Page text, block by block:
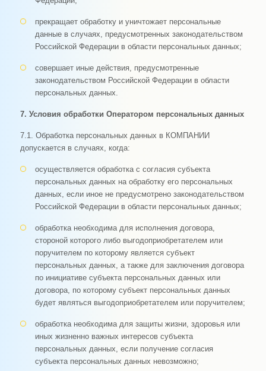
прекращает обработку и уничтожает персональные
данные в случаях, предусмотренных законодательством
Российской Федерации в области персональных данных;
совершает иные действия, предусмотренные
законодательством Российской Федерации в области
персональных данных.
7. Условия обработки Оператором персональных данных
7.1. Обработка персональных данных в КОМПАНИИ
допускается в случаях, когда:
осуществляется обработка с согласия субъекта
персональных данных на обработку его персональных
данных, если иное не предусмотрено законодательством
Российской Федерации в области персональных данных;
обработка необходима для исполнения договора,
стороной которого либо выгодоприобретателем или
поручителем по которому является субъект
персональных данных, а также для заключения договора
по инициативе субъекта персональных данных или
договора, по которому субъект персональных данных
будет являться выгодоприобретателем или поручителем;
обработка необходима для защиты жизни, здоровья или
иных жизненно важных интересов субъекта
персональных данных, если получение согласия
субъекта персональных данных невозможно;